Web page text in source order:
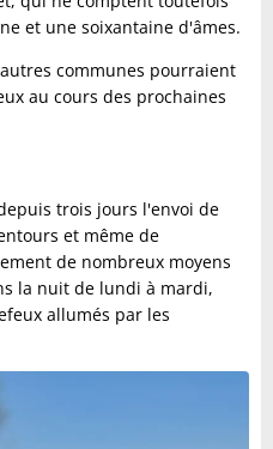
et une soixantaine d'âmes.
communes pourraient
au cours des prochaines
trois jours l'envoi de
et même de
de nombreux moyens
la nuit de lundi à mardi,
allumés par les